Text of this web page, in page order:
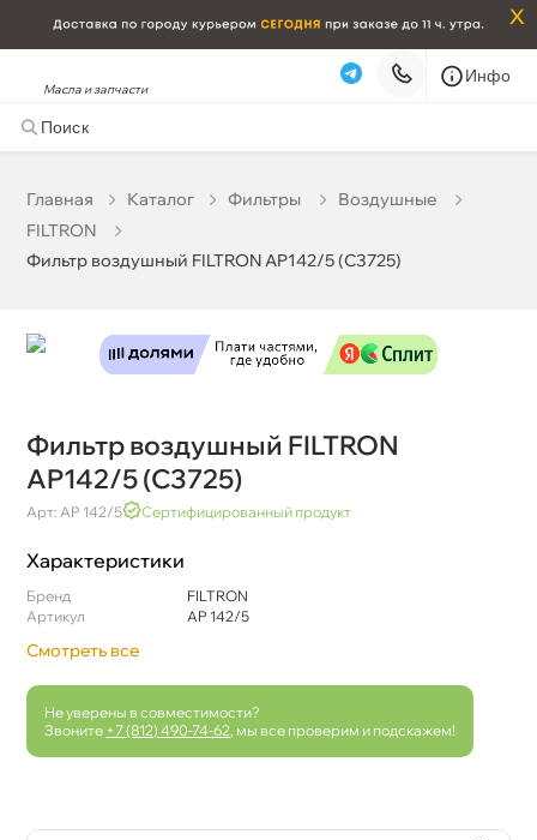
x
Масла и запчасти
Инфо
Главная Катало Фильтры
оздушные
FILTRON
Фильтр воздушный FILTRON AP142/5 (C3725)
Фильтр воздушный FILTRON
AP142/5 (C3725)
Арт: AP 142/5 Сертифицированный продукт
Характеристики
Бренд
FILTRON
Артикул
AP 142/5
Смотреть все
Не уверены в совместимости?
Звоните +7 (812) 490-74-62 , мы все проверим и подскажем!
Бесплатная Сегодня, 08.08 (при заказе от 2000₽)
Самовывоз